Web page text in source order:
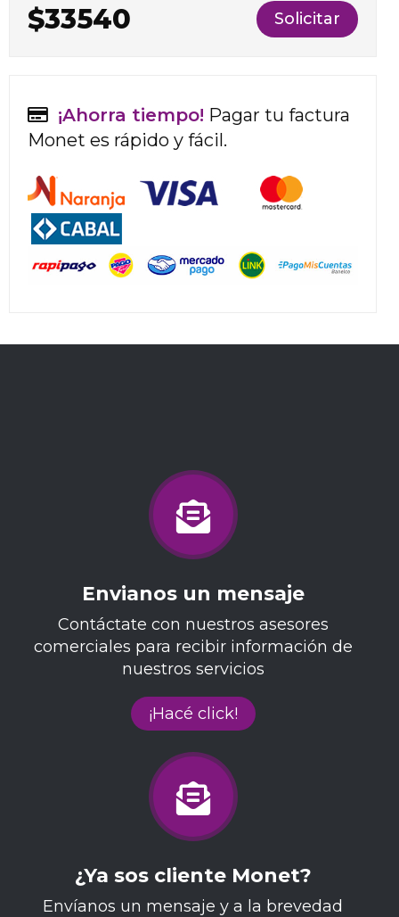
$33540 Solicitar
¡Ahorra tiempo! Pagar tu factura
Monet es rápido y fácil.
Envianos un mensaje
Contáctate con nuestros asesores
comerciales para recibir información de
nuestros servicios
¡Hacé click!
¿Ya sos cliente Monet?
Envíanos un mensaje y a la brevedad